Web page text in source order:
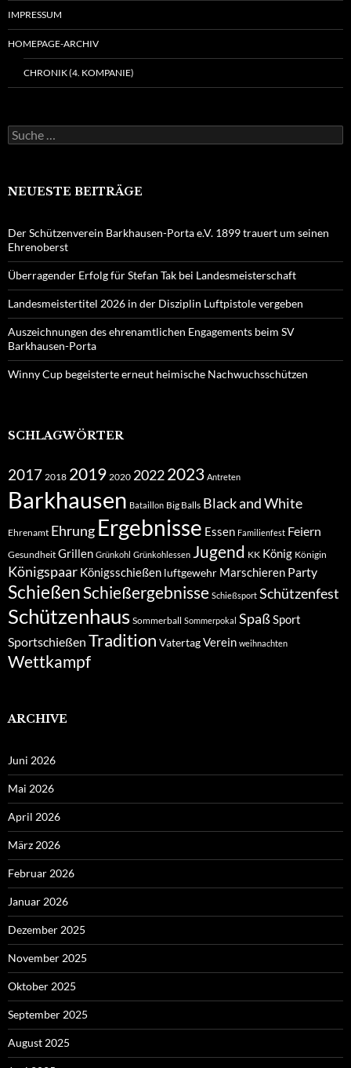
IMPRESSUM
HOMEPAGE-ARCHIV
CHRONIK (4. KOMPANIE)
Suche
nach:
NEUESTE BEITRÄGE
Der Schützenverein Barkhausen-Porta e.V. 1899 trauert um seinen
Ehrenoberst
Überragender Erfolg für Stefan Tak bei Landesmeisterschaft
Landesmeistertitel 2026 in der Disziplin Luftpistole vergeben
Auszeichnungen des ehrenamtlichen Engagements beim SV
Barkhausen-Porta
Winny Cup begeisterte erneut heimische Nachwuchsschützen
SCHLAGWÖRTER
2017 2018 2019 2020 20222023 Antreten
Barkhausen Bataillon Big Balls Black and White
Ehrenamt Ehrung Ergebnisse Essen Familienfest Feiern
Gesundheit Grillen Grünkohl Grünkohlessen Jugend KK König Königin
Königspaar Königsschießen luftgewehr Marschieren Party
SchießenSchießergebnisse Schießsport Schützenfest
Schützenhaus Sommerball Sommerpokal SpaßSport
Sportschießen Tradition VatertagVerein weihnachten
Wettkampf
ARCHIVE
Juni 2026
Mai 2026
April 2026
März 2026
Februar 2026
Januar 2026
Dezember 2025
November 2025
Oktober 2025
September 2025
August 2025